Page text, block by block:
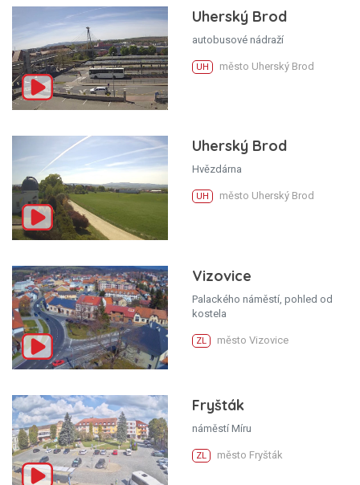
Uherský Brod
autobusové nádraží
UH město Uherský Brod
Uherský Brod
Hvězdárna
UH město Uherský Brod
Vizovice
Palackého náměstí, pohled od
kostela
ZL město Vizovice
Fryšták
náměstí Míru
ZL město Fryšták